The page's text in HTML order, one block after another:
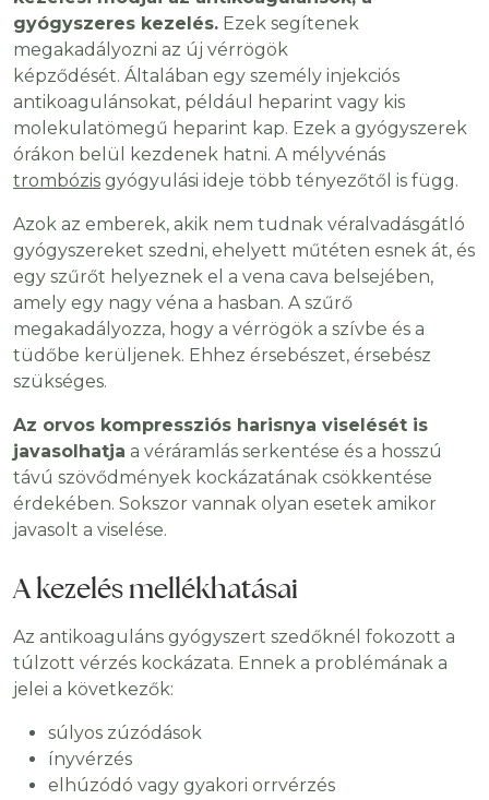
gyógyszeres kezelés. Ezek segítenek
megakadályozni az új vérrögök
képződését. Általában egy személy injekciós
antikoagulánsokat, például heparint vagy kis
molekulatömegű heparint kap. Ezek a gyógyszerek
órákon belül kezdenek hatni. A mélyvénás
trombózis gyógyulási ideje több tényezőtől is függ.
Azok az emberek, akik nem tudnak véralvadásgátló
gyógyszereket szedni, ehelyett műtéten esnek át, és
egy szűrőt helyeznek el a vena cava belsejében,
amely egy nagy véna a hasban. A szűrő
megakadályozza, hogy a vérrögök a szívbe és a
tüdőbe kerüljenek. Ehhez érsebészet, érsebész
szükséges.
Az orvos kompressziós harisnya viselését is
javasolhatja a véráramlás serkentése és a hosszú
távú szövődmények kockázatának csökkentése
érdekében. Sokszor vannak olyan esetek amikor
javasolt a viselése.
A kezelés mellékhatásai
Az antikoaguláns gyógyszert szedőknél fokozott a
túlzott vérzés kockázata. Ennek a problémának a
jelei a következők:
súlyos zúzódások
ínyvérzés
elhúzódó vagy gyakori orrvérzés